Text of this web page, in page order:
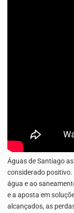
Águas de Santiago
considerado positivo.
água e ao
e a aposta em
alcançados, as